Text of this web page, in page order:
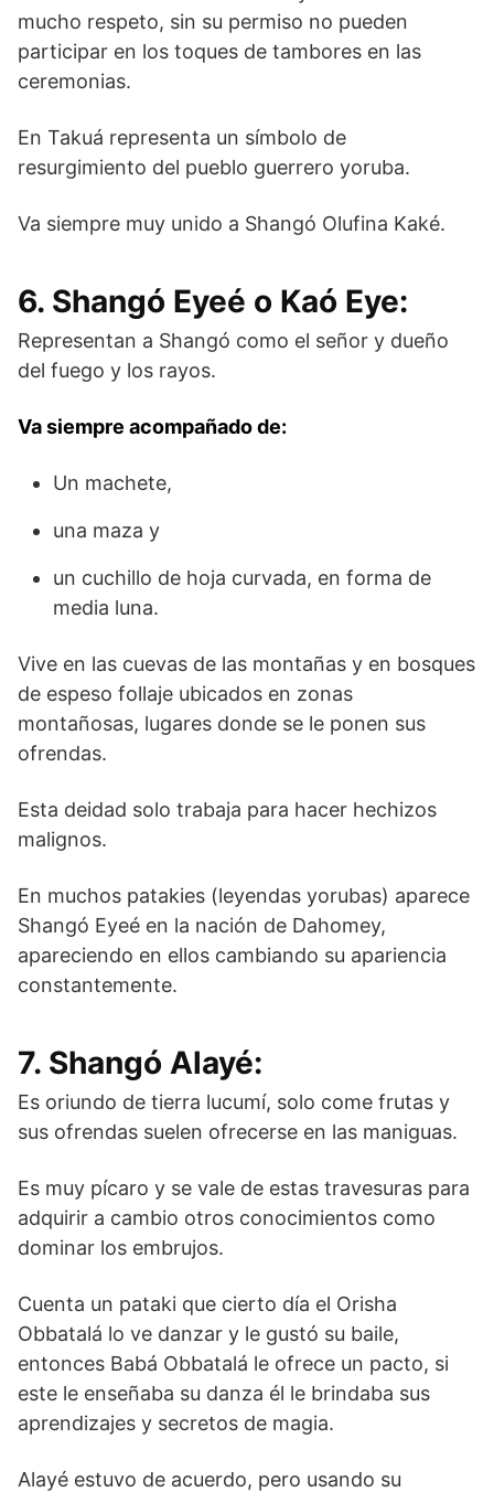
mucho respeto, sin su permiso no pueden
participar en los toques de tambores en las
ceremonias.
En Takuá representa un símbolo de
resurgimiento del pueblo guerrero yoruba.
Va siempre muy unido a Shangó Olufina Kaké.
6. Shangó Eyeé o Kaó Eye:
Representan a Shangó como el señor y dueño
del fuego y los rayos.
Va siempre acompañado de:
Un machete,
una maza y
un cuchillo de hoja curvada, en forma de
media luna.
Vive en las cuevas de las montañas y en bosques
de espeso follaje ubicados en zonas
montañosas, lugares donde se le ponen sus
ofrendas.
Esta deidad solo trabaja para hacer hechizos
malignos.
En muchos patakies (leyendas yorubas) aparece
Shangó Eyeé en la nación de Dahomey,
apareciendo en ellos cambiando su apariencia
constantemente.
7. Shangó Alayé:
Es oriundo de tierra lucumí, solo come frutas y
sus ofrendas suelen ofrecerse en las maniguas.
Es muy pícaro y se vale de estas travesuras para
adquirir a cambio otros conocimientos como
dominar los embrujos.
Cuenta un pataki que cierto día el Orisha
Obbatalá lo ve danzar y le gustó su baile,
entonces Babá Obbatalá le ofrece un pacto, si
este le enseñaba su danza él le brindaba sus
aprendizajes y secretos de magia.
Alayé estuvo de acuerdo, pero usando su